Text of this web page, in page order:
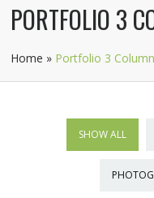
PORTFOLIO 3
Home » Portfolio 3
SHOW ALL